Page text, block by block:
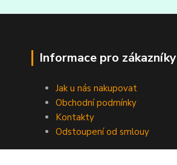
Informace pro zákazníky
Jak u nás nakupovat
Obchodní podmínky
Kontakty
Odstoupení od smlouy